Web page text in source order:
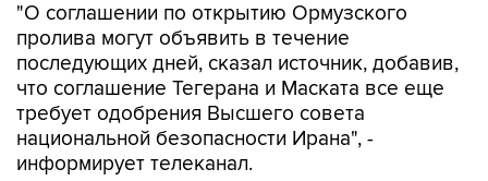
"О соглашении по открытию Ормузского
пролива могут объявить в течение
последующих дней, сказал источник, добавив,
что соглашение Тегерана и Маската все еще
требует одобрения Высшего совета
национальной безопасности Ирана", -
информирует телеканал.